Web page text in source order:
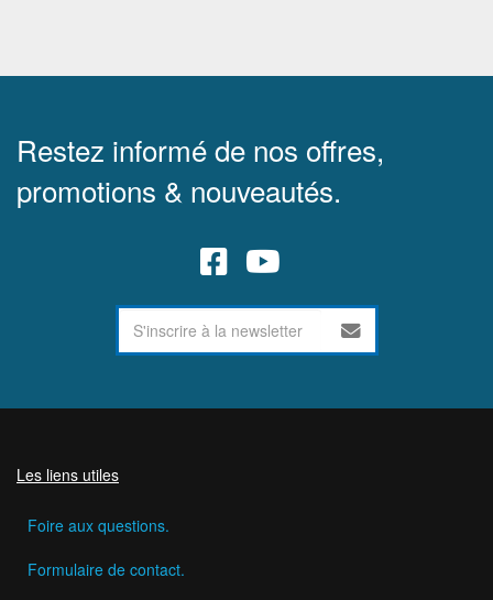
Restez informé de nos offres,
promotions & nouveautés.
Les liens utiles
Foire aux questions.
Formulaire de contact.